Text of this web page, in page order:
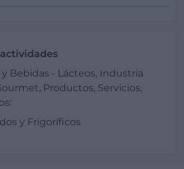
Bebidas - Lácteos, Industria
Productos, Servicios,
y Frigoríficos